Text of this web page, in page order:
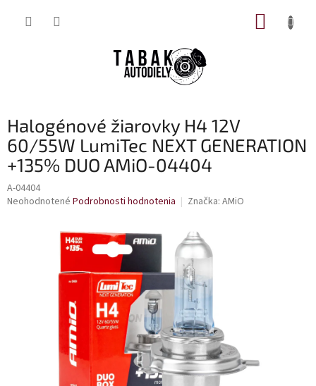
Halogénové žiarovky H4 12V
60/55W LumiTec NEXT GENERATION
+135% DUO AMiO-04404
A-04404
Priemerné
Neohodnotené Podrobnosti hodnotenia Značka: AMiO